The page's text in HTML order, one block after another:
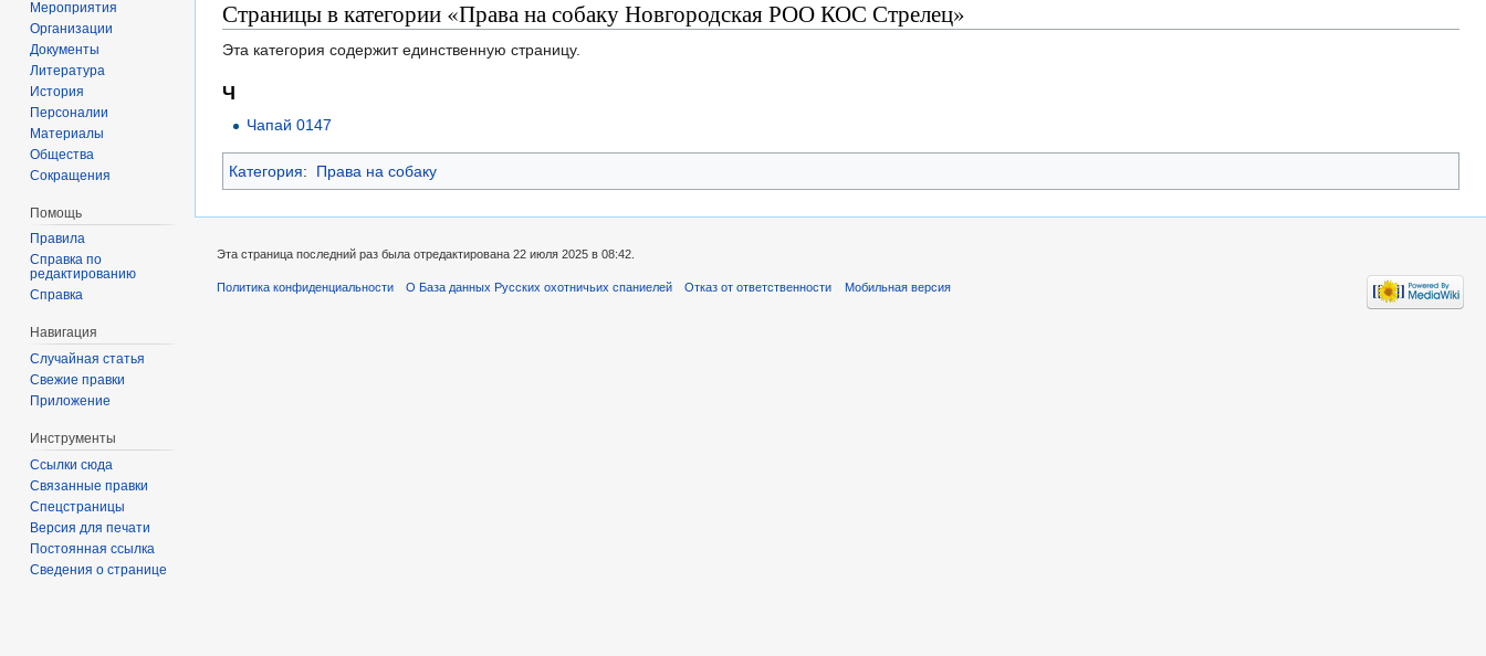
Страницы в категории «Права на собаку Новгородская РОО КОС Стрелец»
Эта категория содержит единственную страницу.
Ч
Чапай 0147
Категория: Права на собаку
Мероприятия
Организации
Документы
Литература
История
Персоналии
Материалы
Общества
Сокращения
Помощь
Правила
Справка по
редактированию
Справка
Навигация
Случайная статья
Свежие правки
Приложение
Инструменты
Ссылки сюда
Связанные правки
Спецстраницы
Версия для печати
Постоянная ссылка
Сведения о странице
Эта страница последний раз была отредактирована 22 июля 2025 в 08:42.
Политика конфиденциальности О База данных Русских охотничьих спаниелей Отказ от ответственности Мобильная версия